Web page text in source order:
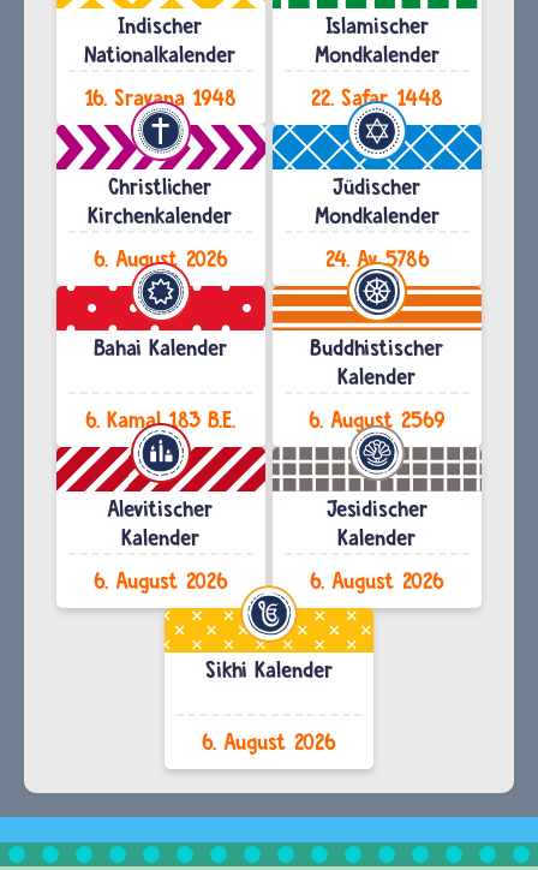
Indischer
Nationalkalender
16. Sravana 1948
Islamischer
Mondkalender
22. Safar 1448
Christlicher
Kirchenkalender
6. August 2026
Jüdischer
Mondkalender
24. Av 5786
Bahai Kalender
6. Kamal 183 B.E.
Buddhistischer
Kalender
6. August 2569
Alevitischer
Kalender
6. August 2026
Jesidischer
Kalender
6. August 2026
Sikhi Kalender
6. August 2026